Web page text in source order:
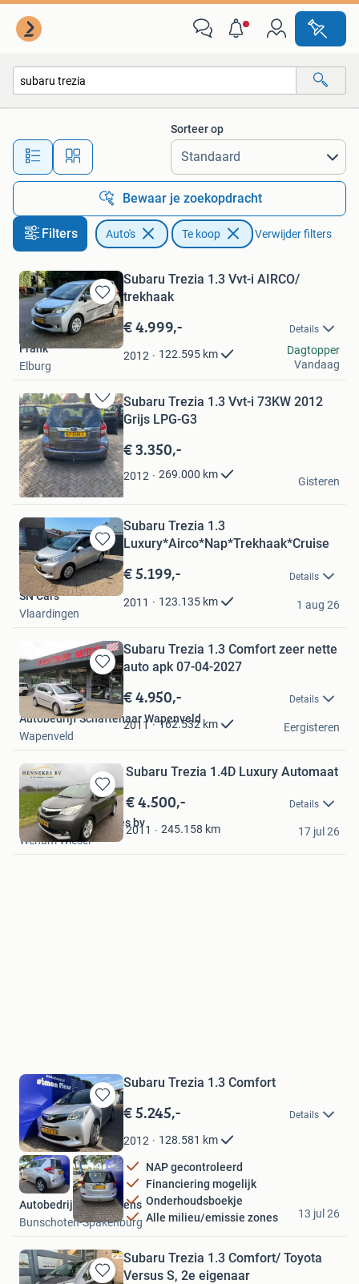
Alle afstanden…
Sorteer op
Bewaar je zoekopdracht
Filters Auto's Te koop Verwijder filters
Bewaren
in
Mijn
Favorieten
Subaru Trezia 1.3 Vvt-i AIRCO/
trekhaak
€ 4.999,- Details
2012 122.595 km
Frank
Elburg
Dagtopper
Vandaag
Bewaren
in
Mijn
Favorieten
Subaru Trezia 1.3 Vvt-i 73KW 2012
Grijs LPG-G3
€ 3.350,-
2012 269.000 km
Abdul
Ursem
Gisteren
Bewaren
in
Mijn
Favorieten
Subaru Trezia 1.3
Luxury*Airco*Nap*Trekhaak*Cruise
€ 5.199,- Details
2011 123.135 km
SN Cars
Vlaardingen
1 aug 26
Bewaren
in
Mijn
Favorieten
Subaru Trezia 1.3 Comfort zeer nette
auto apk 07-04-2027
€ 4.950,- Details
2011 162.532 km
Autobedrijf Schaftenaar Wapenveld
Wapenveld
Eergisteren
Bewaren
in
Mijn
Favorieten
Subaru Trezia 1.4D Luxury Automaat
€ 4.500,- Details
2011 245.158 km
Autobedrijf Hennekes bv
Wenum Wiesel
17 jul 26
Bewaren
in
Mijn
Favorieten
Subaru Trezia 1.3 Comfort
€ 5.245,- Details
2012 128.581 km
NAP gecontroleerd
Financiering mogelijk
Onderhoudsboekje
Alle milieu/emissie zones
Autobedrijf Simon Flens
Bunschoten-Spakenburg
13 jul 26
Subaru Trezia 1.3 Comfort/ Toyota
Versus S, 2e eigenaar